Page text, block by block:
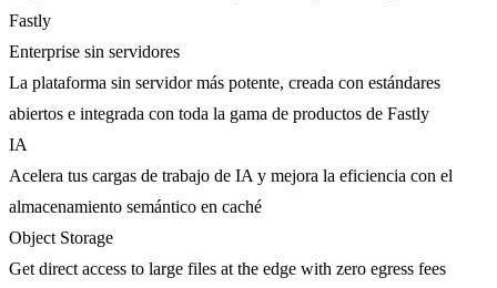
Fastly
Enterprise sin servidores
La plataforma sin servidor más potente, creada con estándares
abiertos e integrada con toda la gama de productos de Fastly
IA
Acelera tus cargas de trabajo de IA y mejora la eficiencia con el
almacenamiento semántico en caché
Object Storage
Get direct access to large files at the edge with zero egress fees